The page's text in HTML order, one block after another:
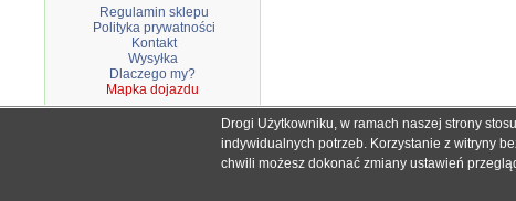
Regulamin sklepu
Polityka prywatności
Kontakt
Wysyłka
Dlaczego my?
Mapka dojazdu
Wszystkie nazwy i znaki handlowe użyte na stronie sklepu
Mimo dołożenia wszelkich starań nie
W
Drogi Użytkowniku, w ramach naszej strony
indywidualnych potrzeb. Korzystanie z witryny
chwili możesz dokonać zmiany ustawień